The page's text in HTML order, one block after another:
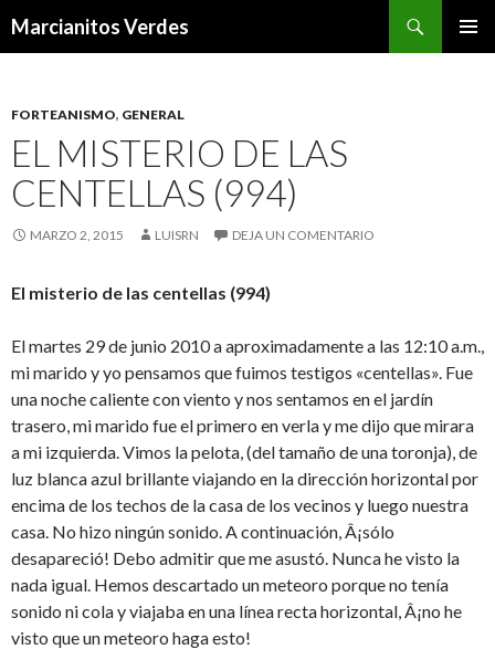
Marcianitos Verdes
FORTEANISMO, GENERAL
EL MISTERIO DE LAS
CENTELLAS (994)
MARZO 2, 2015 LUISRN DEJA UN COMENTARIO
El misterio de las centellas (994)
El martes 29 de junio 2010 a aproximadamente a las 12:10 a.m.,
mi marido y yo pensamos que fuimos testigos «centellas». Fue
una noche caliente con viento y nos sentamos en el jardín
trasero, mi marido fue el primero en verla y me dijo que mirara
a mi izquierda. Vimos la pelota, (del tamaño de una toronja), de
luz blanca azul brillante viajando en la dirección horizontal por
encima de los techos de la casa de los vecinos y luego nuestra
casa. No hizo ningún sonido. A continuación, Â¡sólo
desapareció! Debo admitir que me asustó. Nunca he visto la
nada igual. Hemos descartado un meteoro porque no tenía
sonido ni cola y viajaba en una línea recta horizontal, Â¡no he
visto que un meteoro haga esto!